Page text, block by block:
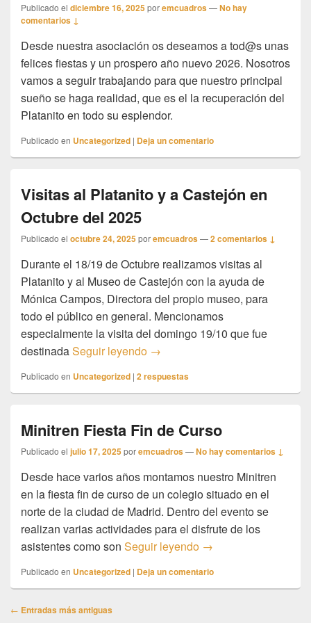
Publicado el diciembre 16, 2025poremcuadros—No hay
comentarios ↓
Desde nuestra asociación os deseamos a tod@s unas
felices fiestas y un prospero año nuevo 2026. Nosotros
vamos a seguir trabajando para que nuestro principal
sueño se haga realidad, que es el la recuperación del
Platanito en todo su esplendor.
Publicado en Uncategorized | Deja un comentario
Visitas al Platanito y a Castejón en
Octubre del 2025
Publicado el octubre 24, 2025poremcuadros—2 comentarios ↓
Durante el 18/19 de Octubre realizamos visitas al
Platanito y al Museo de Castejón con la ayuda de
Mónica Campos, Directora del propio museo, para
todo el público en general. Mencionamos
especialmente la visita del domingo 19/10 que fue
destinadaSeguir leyendo Visitas al Platanito y a Castejón
→
Publicado en Uncategorized | 2respuestas
Minitren Fiesta Fin de Curso
Publicado el julio 17, 2025poremcuadros—No hay comentarios ↓
Desde hace varios años montamos nuestro Minitren
en la fiesta fin de curso de un colegio situado en el
norte de la ciudad de Madrid. Dentro del evento se
realizan varias actividades para el disfrute de los
asistentes como son Seguir leyendo Minitren Fiesta Fin
→
Publicado en Uncategorized | Deja un comentario
Navegación
← Entradas más antiguas